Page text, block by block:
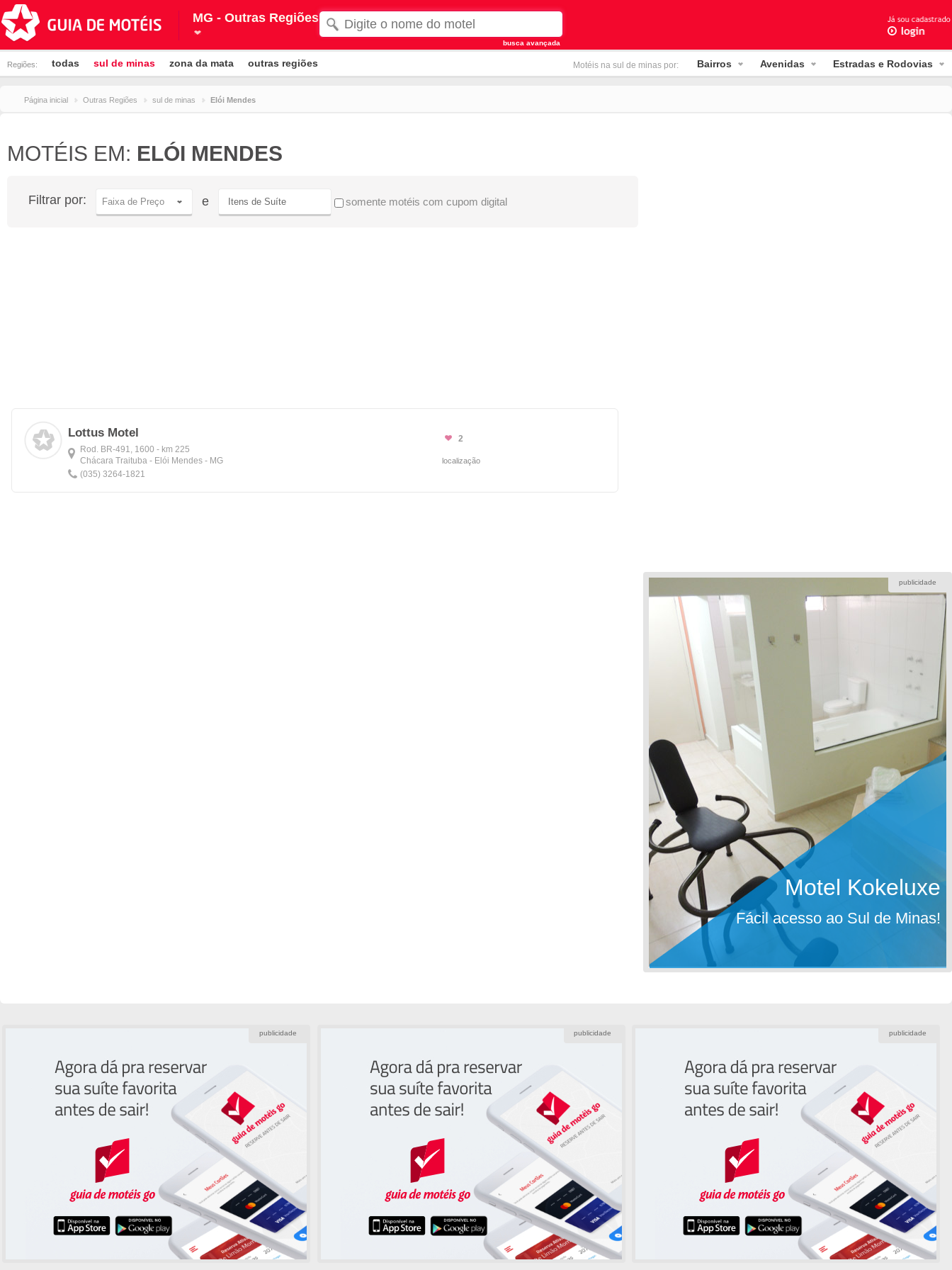
MG - Outras Regiões
busca avançada
Regiões: todas sul de minas zona da mata outras regiões Motéis na sul de minas por: Bairros Avenidas Estradas e Rodovias
Página inicial Outras Regiões sul de minas Elói Mendes
MOTÉIS EM: ELÓI MENDES
Filtrar por: Faixa de Preço e somente motéis com cupom digital
Lottus Motel
Rod. BR-491, 1600 - km 225
Chácara Traituba - Elói Mendes - MG
(035) 3264-1821
2
localização
publicidade
Motel Kokeluxe
Fácil acesso ao Sul de Minas!
publicidade publicidade publicidade